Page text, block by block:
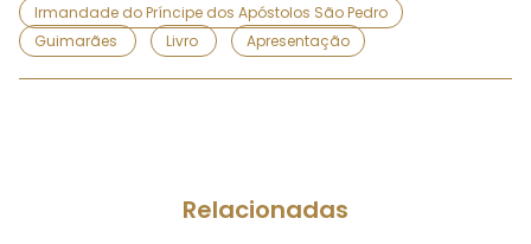
Irmandade do Príncipe dos Apóstolos São Pedro
Guimarães
Livro Apresentação
Relacionadas